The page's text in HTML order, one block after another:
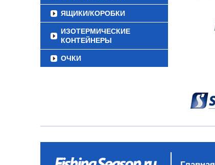
ЯЩИКИ/КОРОБКИ
ИЗОТЕРМИЧЕСКИЕ
КОНТЕЙНЕРЫ
ОЧКИ